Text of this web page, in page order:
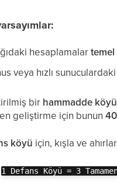
hesaplamalartemel
veya hızlı
bir hammadde köyü
geliştirme için bunun
köyü için, kışla ve
1 Defans Köyü = 3